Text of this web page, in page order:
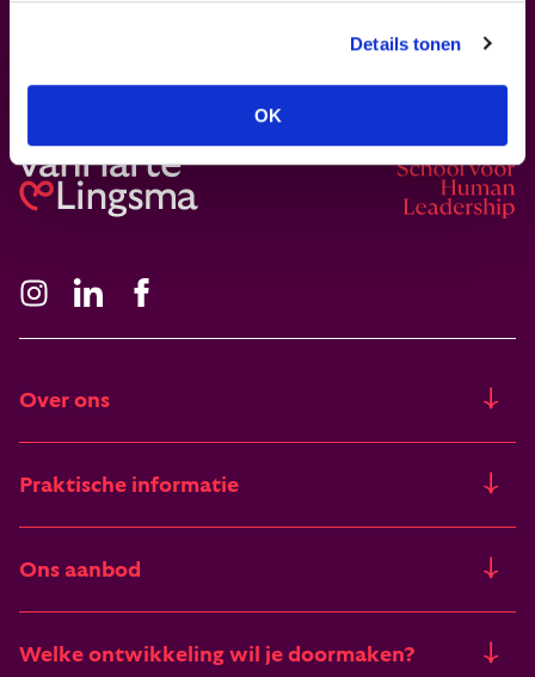
Details tonen
OK
Meld je aan voor onze nieuwsbrief
Over ons
Artikelen & verhalen
Praktische informatie
Begrippenlijst
Ons aanbod
Welke ontwikkeling wil je doormaken?